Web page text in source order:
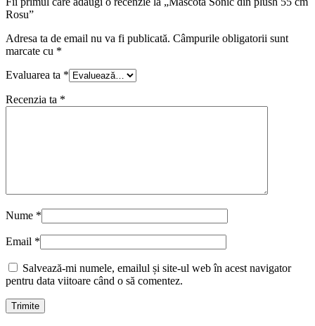
Rosu”
Adresa ta de email nu va fi publicată. Câmpurile obligatorii sunt
marcate cu *
Evaluarea ta *
Recenzia ta *
Nume *
Email *
Salvează-mi numele, emailul și site-ul web în acest navigator
pentru data viitoare când o să comentez.